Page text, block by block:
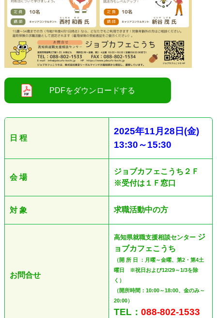
日 程
2025年11月28 日 (金)
13:30 ～15:30
会 場
ジョブカフェこうち２Ｆ
※受付は１Ｆ窓口
対 象 求職活動中の方
お問合せ
高知県就職支援相談センター ジ
ョブカフェこうち
（開 所 日 ：月曜～金曜、第2・第4土
曜日 ※祝日および12/29～1/3を除
く）
（開所時間：10:00～18:00、金のみ～
20:00）
TEL： 088-802-1533